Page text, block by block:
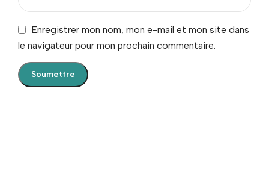
Enregistrer mon nom, mon e-mail et mon site dans
le navigateur pour mon prochain commentaire.